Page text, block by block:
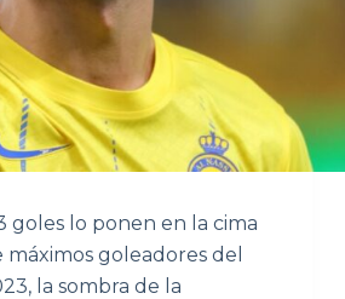
goles lo ponen en la cima
goleadores del
la sombra de la